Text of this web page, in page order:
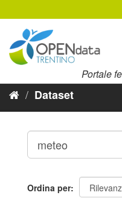
al
contenuto
Portale
Dataset
Ordina per